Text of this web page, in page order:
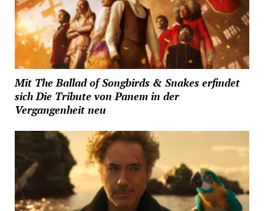
Mit The Ballad of Songbirds & Snakes erfindet
sich Die Tribute von Panem in der
Vergangenheit neu